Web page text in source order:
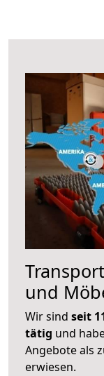
und
Wir sind seit
tätig und
Angebote als
erwiesen.